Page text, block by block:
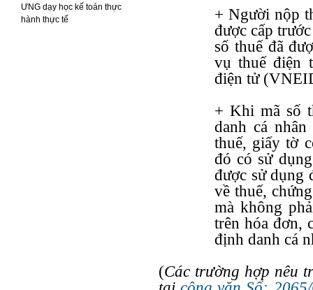
ƯNG dạy học kế toán thực
hành thực tế
+ Người nộp
được cấp
số thuế đã
vụ thuế điện
điện tử
+ Khi mã số
danh cá
thuế, giấy tờ
đó có sử
được sử dụng
về thuế,
mà không
trên hóa đơn,
định danh cá
(Các trường hợp nêu